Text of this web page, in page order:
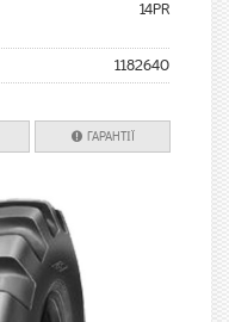
14PR
1182640
ГАРАНТІЇ